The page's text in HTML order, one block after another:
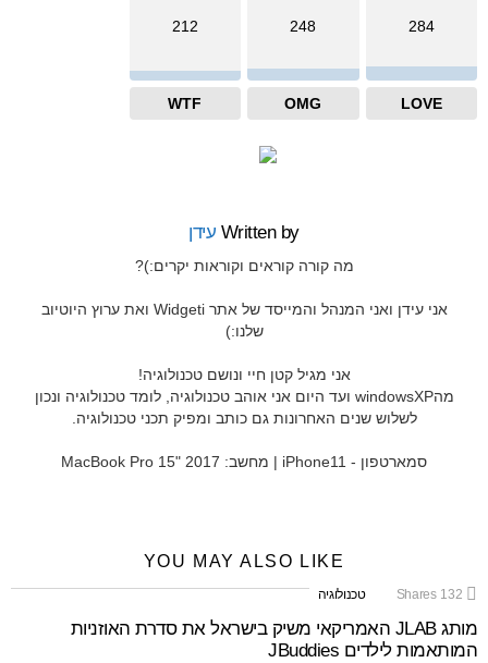
284
LOVE
248
OMG
212
WTF
Written by עידן
מה קורה קוראים וקוראות יקרים:)?
אני עידן ואני המנהל והמייסד של אתר Widgeti ואת ערוץ היוטיוב
שלנו:)
אני מגיל קטן חיי ונושם טכנולוגיה!
מהwindowsXP ועד היום אני אוהב טכנולוגיה, לומד טכנולוגיה ונכון
לשלוש שנים האחרונות גם כותב ומפיק תכני טכנולוגיה.
סמארטפון - iPhone11 | מחשב: MacBook Pro 15" 2017
YOU MAY ALSO LIKE
132
Shares טכנולוגיה
מותג JLAB האמריקאי משיק בישראל את סדרת האוזניות
המותאמות לילדים JBuddies